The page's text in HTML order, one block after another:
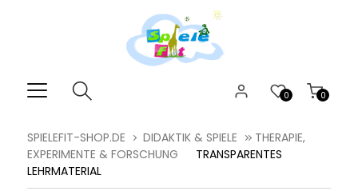
0
0
SPIELEFIT-SHOP.DE DIDAKTIK & SPIELE
THERAPIE,
EXPERIMENTE & FORSCHUNG
TRANSPARENTES
LEHRMATERIAL